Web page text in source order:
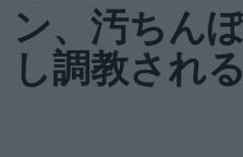
ン、汚ちん
し調教され